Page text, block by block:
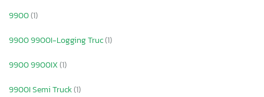
9900(1)
9900 9900I-Logging Truc(1)
9900 9900IX(1)
9900I Semi Truck(1)